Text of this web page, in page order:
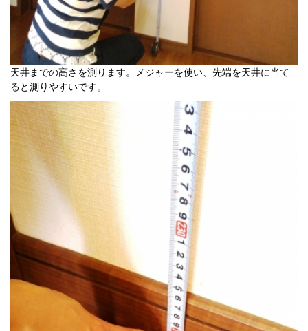
天井までの高さを測ります。メジャーを使い、先端を天井に当て
ると測りやすいです。